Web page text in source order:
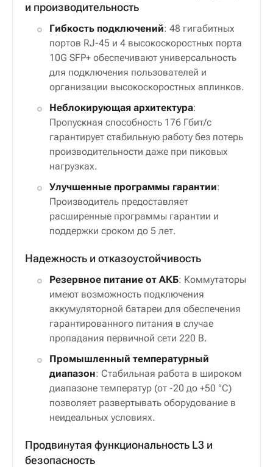
и производительность
Гибкость подключений: 48 гигабитных
портов RJ-45 и 4 высокоскоростных порта
10G SFP+ обеспечивают универсальность
для подключения пользователей и
организации высокоскоростных аплинков.
Неблокирующая архитектура:
Пропускная способность 176 Гбит/с
гарантирует стабильную работу без потерь
производительности даже при пиковых
нагрузках.
Улучшенные программы гарантии:
Производитель предоставляет
расширенные программы гарантии и
поддержки сроком до 5 лет.
Надежность и отказоустойчивость
Резервное питание от АКБ: Коммутаторы
имеют возможность подключения
аккумуляторной батареи для обеспечения
гарантированного питания в случае
пропадания первичной сети 220 В.
Промышленный температурный
диапазон: Стабильная работа в широком
диапазоне температур (от -20 до +50 °C)
позволяет развертывать оборудование в
неидеальных условиях.
Продвинутая функциональность L3 и
безопасность